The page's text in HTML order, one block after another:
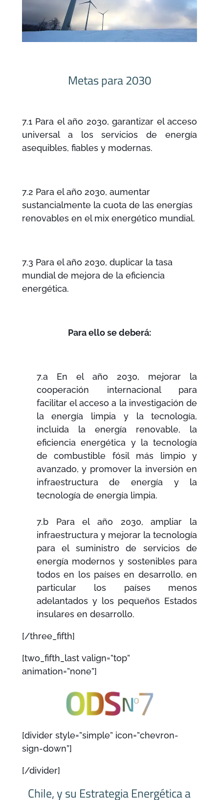
Metas para 2030
7.1 Para el año 2030,garantizar el acceso
universal a los servicios
de energía
asequibles, fiables y modernas.
7.2 Para el año 2030, aumentar
sustancialmente la cuota de las energías
renovables en el mix energético mundial.
7.3 Para el año 2030, duplicar la tasa
mundial de mejora de la eficiencia
energética.
Para ello se deberá:
7.a En el año 2030, mejorar la
cooperación
internacional para
facilitar el acceso a la investigación de
la energía
limpia y la tecnología,
incluida la energía renovable, la
eficiencia energética y la tecnología
de combustible fósil
más limpio y
avanzado, y promover la inversión en
infraestructura de energía
y la
tecnología de energía limpia.
7.bPara el año 2030, ampliar
la
infraestructura y mejorar la tecnología
para el suministro de
servicios de
energía modernos y sostenibles para
todos en los países en desarrollo,en
particular los países
menos
adelantados y los pequeños Estados
insulares en desarrollo.
[/three_fifth]
[two_fifth_last valign=”top”
animation=”none”]
[divider style=”simple” icon=”chevron-
sign-down”]
[/divider]
Chile, y su Estrategia Energética a